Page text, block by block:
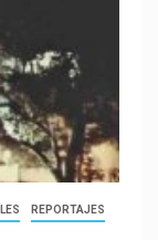
REPORTAJES